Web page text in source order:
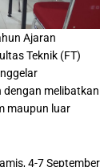
Ajaran
Teknik (FT)
melibatkan
maupun luar
4-7 September